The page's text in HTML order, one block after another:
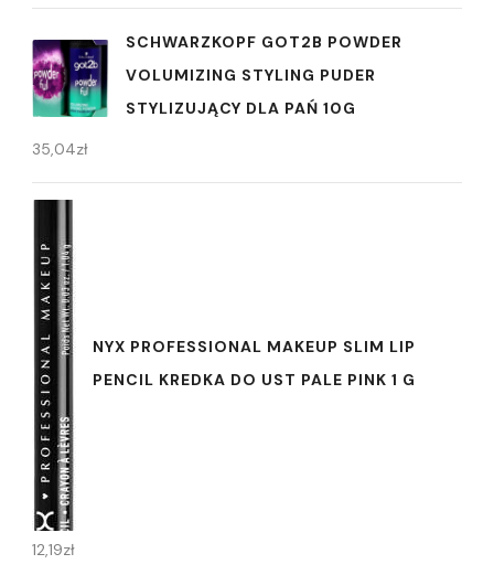
SCHWARZKOPF GOT2B POWDER
VOLUMIZING STYLING PUDER
STYLIZUJĄCY DLA PAŃ 10G
35,04zł
NYX PROFESSIONAL MAKEUP SLIM LIP
PENCIL KREDKA DO UST PALE PINK 1 G
12,19zł